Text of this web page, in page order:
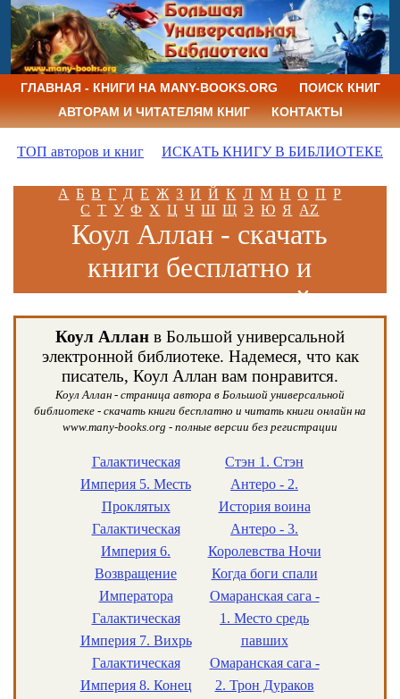
ГЛАВНАЯ - КНИГИ НА MANY-BOOKS.ORG
ПОИСК КНИГ
АВТОРАМ И ЧИТАТЕЛЯМ КНИГ
КОНТАКТЫ
ТОП авторов и книг ИСКАТЬ КНИГУ В БИБЛИОТЕКЕ
А Б В Г Д Е Ж З И Й К Л М Н О П Р
С Т У Ф Х Ц Ч Ш Щ Э Ю Я AZ
Коул Аллан - скачать
книги бесплатно и
читать книги онлайн
Коул Аллан в Большой универсальной
электронной библиотеке. Надемеся, что как
писатель, Коул Аллан вам понравится.
Коул Аллан - страница автора в Большой универсальной
библиотеке - скачать книги бесплатно и читать книги онлайн на
www.many-books.org - полные версии без регистрации
Галактическая
Империя 5. Месть
Проклятых
Галактическая
Империя 6.
Возвращение
Императора
Галактическая
Империя 7. Вихрь
Галактическая
Империя 8. Конец
Стэн 1. Стэн
Антеро - 2.
История воина
Антеро - 3.
Королевства Ночи
Когда боги спали
Омаранская сага -
1. Место средь
павших
Омаранская сага -
2. Трон Дураков